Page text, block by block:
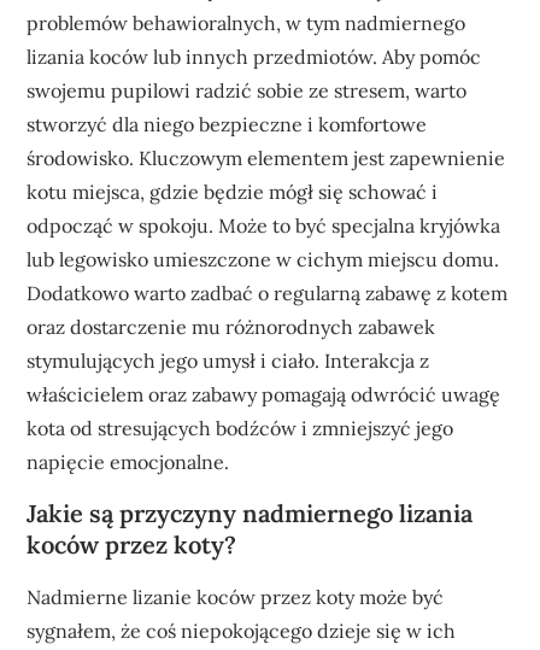
problemów behawioralnych, w tym nadmiernego
lizania koców lub innych przedmiotów. Aby pomóc
swojemu pupilowi radzić sobie ze stresem, warto
stworzyć dla niego bezpieczne i komfortowe
środowisko. Kluczowym elementem jest zapewnienie
kotu miejsca, gdzie będzie mógł się schować i
odpocząć w spokoju. Może to być specjalna kryjówka
lub legowisko umieszczone w cichym miejscu domu.
Dodatkowo warto zadbać o regularną zabawę z kotem
oraz dostarczenie mu różnorodnych zabawek
stymulujących jego umysł i ciało. Interakcja z
właścicielem oraz zabawy pomagają odwrócić uwagę
kota od stresujących bodźców i zmniejszyć jego
napięcie emocjonalne.
Jakie są przyczyny nadmiernego lizania
koców przez koty?
Nadmierne lizanie koców przez koty może być
sygnałem, że coś niepokojącego dzieje się w ich